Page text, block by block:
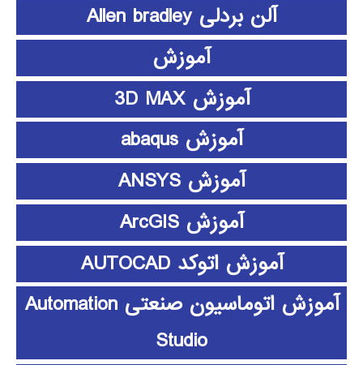
آلن بردلی Allen bradley
آموزش
آموزش 3D MAX
آموزش abaqus
آموزش ANSYS
آموزش ArcGIS
آموزش اتوکد AUTOCAD
آموزش اتوماسیون صنعتی Automation
Studio